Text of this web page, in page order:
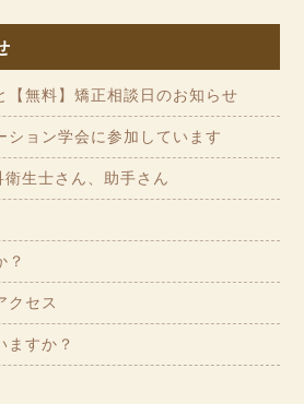
【無料】矯正相談日のお知らせ
ション学会に参加しています
生士さん、助手さん
クセス
ますか？